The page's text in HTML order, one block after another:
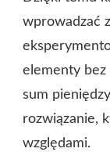
wprowadzać
elementy bez
sum
rozwiązanie,
względami.